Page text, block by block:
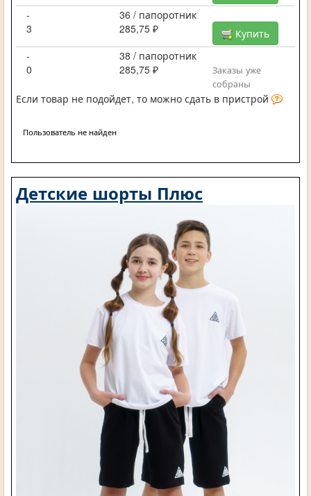
-
36 / папоротник
3
285,75 ₽
Купить
-
38 / папоротник
0
285,75 ₽
Заказы уже
собраны
Если товар не подойдет, то можно сдать в пристрой
Пользователь не найден
Детские шорты Плюс